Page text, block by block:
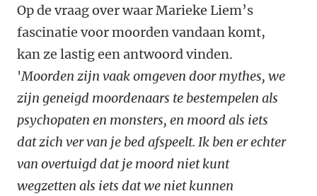
Op de vraag over waar Marieke Liem’s
fascinatie voor moorden vandaan komt,
kan ze lastig een antwoord vinden.
'Moorden zijn vaak omgeven door mythes, we
zijn geneigd moordenaars te bestempelen als
psychopaten en monsters, en moord als iets
dat zich ver van je bed afspeelt. Ik ben er echter
van overtuigd dat je moord niet kunt
wegzetten als iets dat we niet kunnen